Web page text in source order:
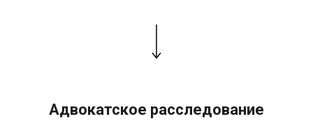
Адвокатское расследование